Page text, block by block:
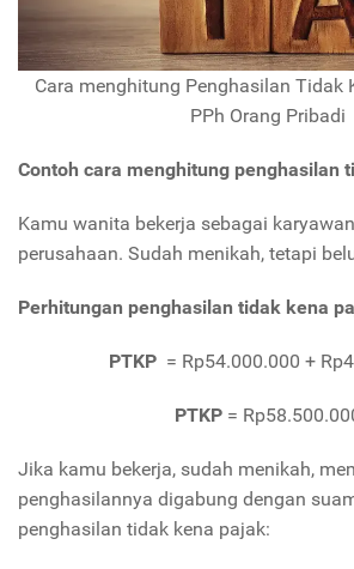
Cara menghitung Penghasilan Tidak
PPh Orang Pribadi
Contoh cara menghitung penghasilan
Kamu wanita bekerja sebagai
perusahaan. Sudah menikah, tetapi
Perhitungan penghasilan tidak kena
PTKP = Rp54.000.000 +
PTKP =
Jika kamu bekerja, sudah menikah,
penghasilannya digabung dengan
penghasilan tidak kena pajak: